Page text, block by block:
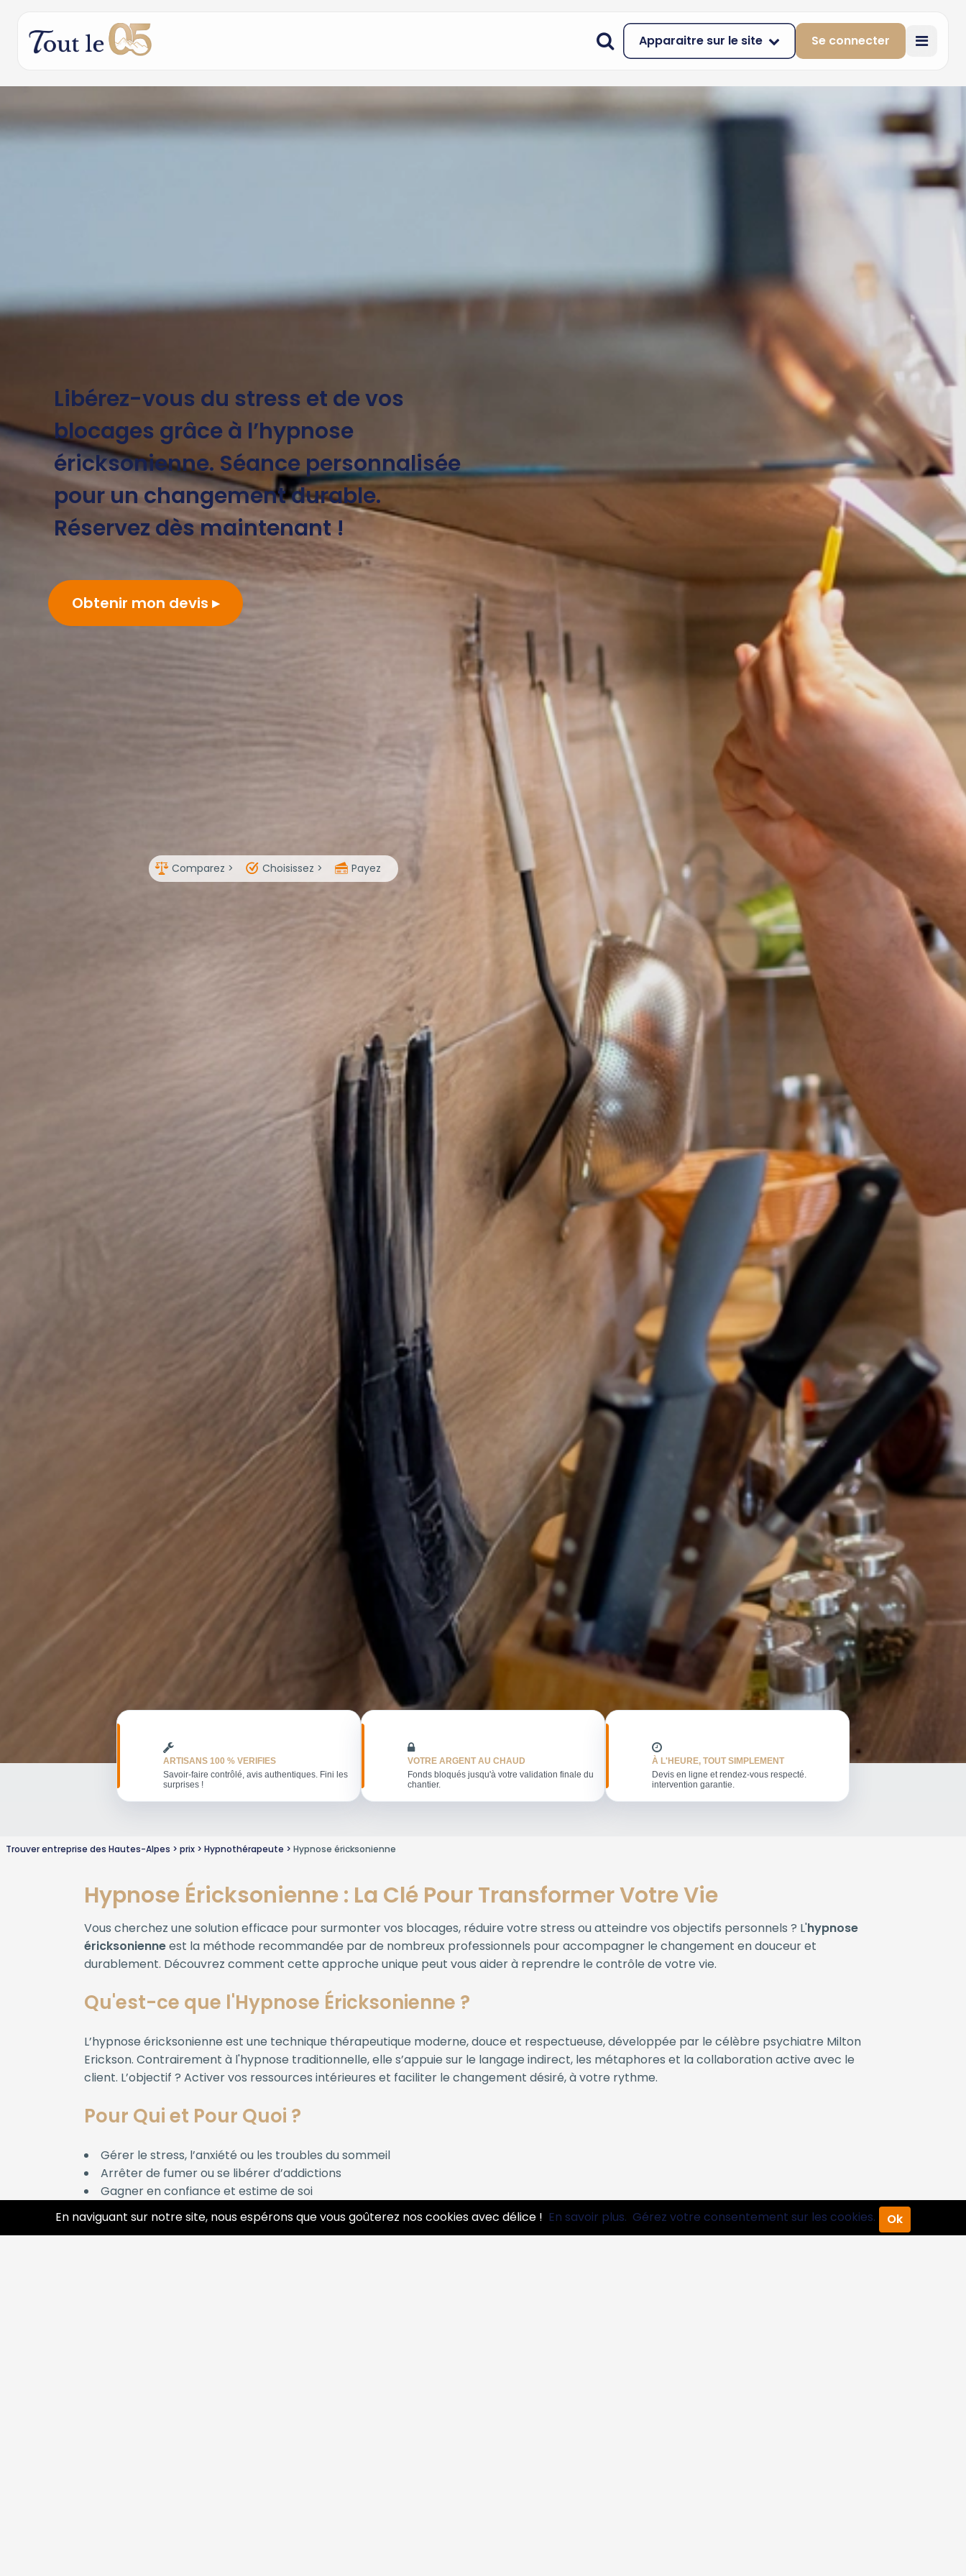
Apparaitre sur le site Se connecter
Libérez-vous du stress et de vos
blocages grâce à l’hypnose
éricksonienne. Séance personnalisée
pour un changement durable.
Réservez dès maintenant !
Obtenir mon devis
Comparez > Choisissez > Payez
ARTISANS 100 % VERIFIES
Savoir-faire contrôlé, avis authentiques. Fini les
surprises !
VOTRE ARGENT AU CHAUD
Fonds bloqués jusqu'à votre validation finale du
chantier.
À L'HEURE, TOUT SIMPLEMENT
Devis en ligne et rendez-vous respecté.
intervention garantie.
Trouver entreprise des Hautes-Alpes prix Hypnothérapeute Hypnose éricksonienne
Hypnose Éricksonienne : La Clé Pour Transformer Votre Vie
Vous cherchez une solution efficace pour surmonter vos blocages, réduire votre stress ou atteindre vos objectifs personnels ? L'hypnose
éricksonienneest la méthode recommandée par de nombreux professionnels pour accompagner le changement en douceur et
durablement. Découvrez comment cette approche unique peut vous aider à reprendre le contrôle de votre vie.
Qu'est-ce que l'Hypnose Éricksonienne ?
L’hypnose éricksonienne est une technique thérapeutique moderne, douce et respectueuse, développée par le célèbre psychiatre Milton
Erickson. Contrairement à l'hypnose traditionnelle, elle s’appuie sur le langage indirect, les métaphores et la collaboration active avec le
client. L’objectif ? Activer vos ressources intérieures et faciliter le changement désiré, à votre rythme.
Pour Qui et Pour Quoi ?
Gérer le stress, l’anxiété ou les troubles du sommeil
Arrêter de fumer ou se libérer d’addictions
Gagner en confiance et estime de soi
Surmonter un traumatisme ou une phobie
Préparer un examen, un entretien ou une compétition
En naviguant sur notre site, nous espérons que vous goûterez nos cookies avec délice ! En savoir plus. Gérez votre consentement sur les cookies. Ok